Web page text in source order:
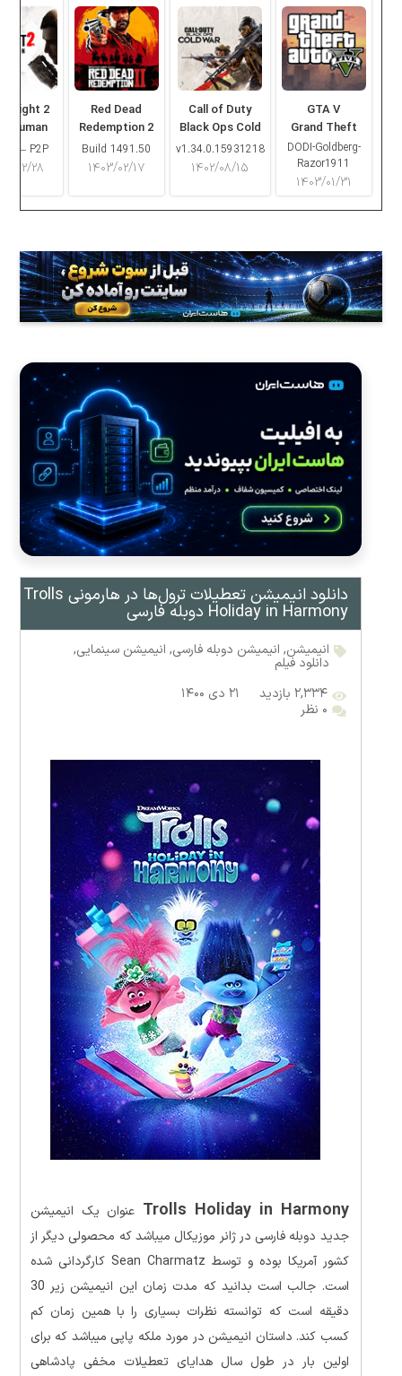
GTA V
Grand Theft
Auto V
DODI-Goldberg-
Razor1911
۱۴۰۳/۰۱/۳۱
Call of Duty
Black Ops Cold
War
v1.34.0.15931218
۱۴۰۲/۰۸/۱۵
Red Dead
Redemption 2
Build 1491.50
۱۴۰۳/۰۲/۱۷
Light 2
Human
– P2P
۱۴۰۳/
دانلود انیمیشن تعطیلات ترول‌ها در هارمونی Trolls
Holiday in Harmony دوبله فارسی
انیمیشن, انیمیشن دوبله فارسی, انیمیشن سینمایی,
دانلود فیلم
۲,۳۳۴ بازدید
۲۱ دی ۱۴۰۰
۰ نظر
Trolls Holiday in Harmony عنوان یک انیمیشن
جدید دوبله فارسی در ژانر موزیکال میباشد که محصولی دیگر از
کشور آمریکا بوده و توسط Sean Charmatz کارگردانی شده
است. جالب است بدانید که مدت زمان این انیمیشن زیر 30
دقیقه است که توانسته نظرات بسیاری را با همین زمان کم
کسب کند. داستان انیمیشن در مورد ملکه پاپی میباشد که برای
اولین بار در طول سال هدایای تعطیلات مخفی پادشاهی